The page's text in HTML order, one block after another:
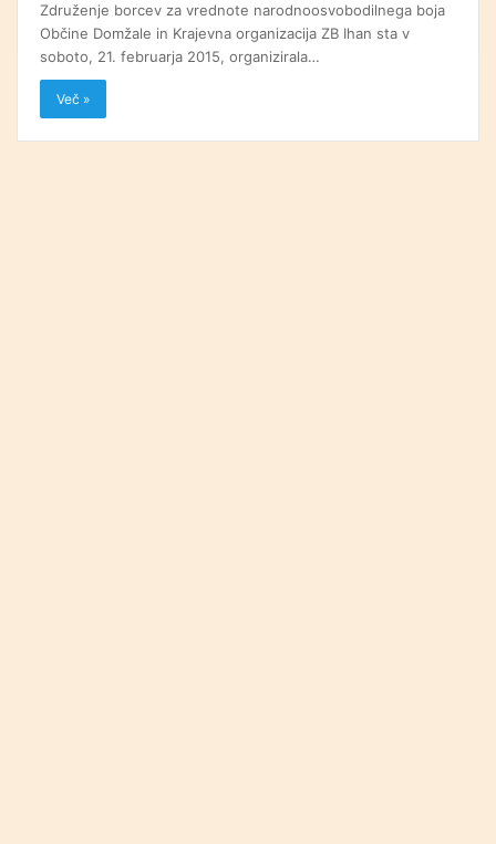
Združenje borcev za vrednote narodnoosvobodilnega boja
Občine Domžale in Krajevna organizacija ZB Ihan sta v
soboto, 21. februarja 2015, organizirala…
Več »